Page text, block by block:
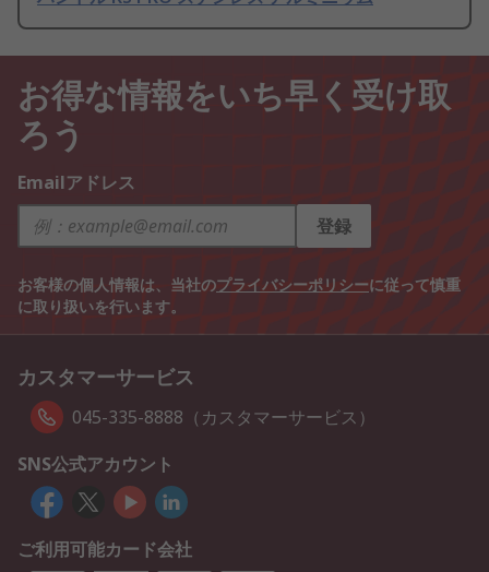
お得な情報をいち早く受け取
ろう
Emailアドレス
登録
お客様の個人情報は、当社のプライバシーポリシーに従って慎重
に取り扱いを行います。
カスタマーサービス
045-335-8888（カスタマーサービス）
SNS公式アカウント
ご利用可能カード会社